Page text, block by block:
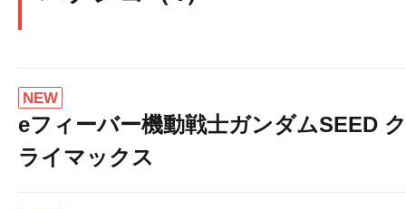
NEW
eフィーバー機動戦士ガンダムSEED ク
ライマックス